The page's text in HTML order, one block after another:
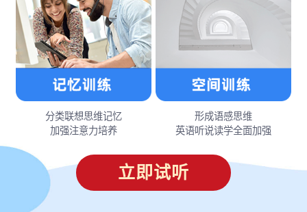
分类联想思维记忆
加强注意力培养
形成语感思维
英语听说读学全面加强
立即试听